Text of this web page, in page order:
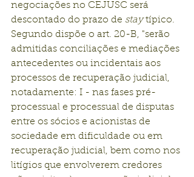
negociações no CEJUSC será
descontado do prazo de stay típico.
Segundo dispõe o art. 20-B, "serão
admitidas conciliações e mediações
antecedentes ou incidentais aos
processos de recuperação judicial,
notadamente: I - nas fases pré-
processual e processual de disputas
entre os sócios e acionistas de
sociedade em dificuldade ou em
recuperação judicial, bem como nos
litígios que envolverem credores